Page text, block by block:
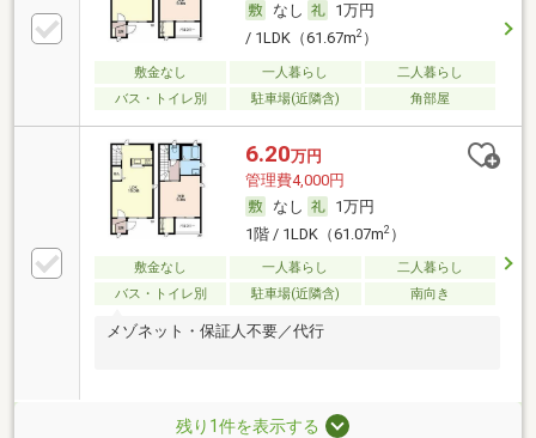
なし
1万円
/ 1LDK（61.67m2）
敷金なし 一人暮らし
二人暮らし
バス・トイレ別
駐車場(近隣含) 角部屋
6.20万円
管理費4,000円
なし
1万円
1階 / 1LDK（61.07m2）
敷金なし 一人暮らし
二人暮らし
バス・トイレ別
駐車場(近隣含) 南向き
メゾネット・保証人不要／代行
残り1件を表示する